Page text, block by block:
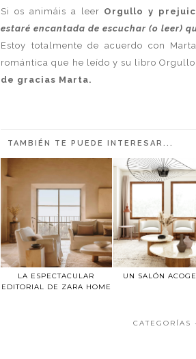
Si os animáis a leer Orgullo y
estaré encantada de escuchar (o leer)
Estoy totalmente de acuerdo con
romántica que he leído y su libro
de gracias Marta.
TAMBIÉN TE PUEDE INTERESAR...
LA ESPECTACULAR
EDITORIAL DE ZARA HOME
UN SALÓN
CATEGORÍAS